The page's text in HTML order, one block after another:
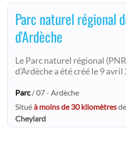
Parc naturel régional
d'Ardèche
Le Parc naturel régional
d’Ardèche a été créé le 9 avril
Parc/ 07 - Ardèche
Situéà moins de 30 kilomètresde
Cheylard